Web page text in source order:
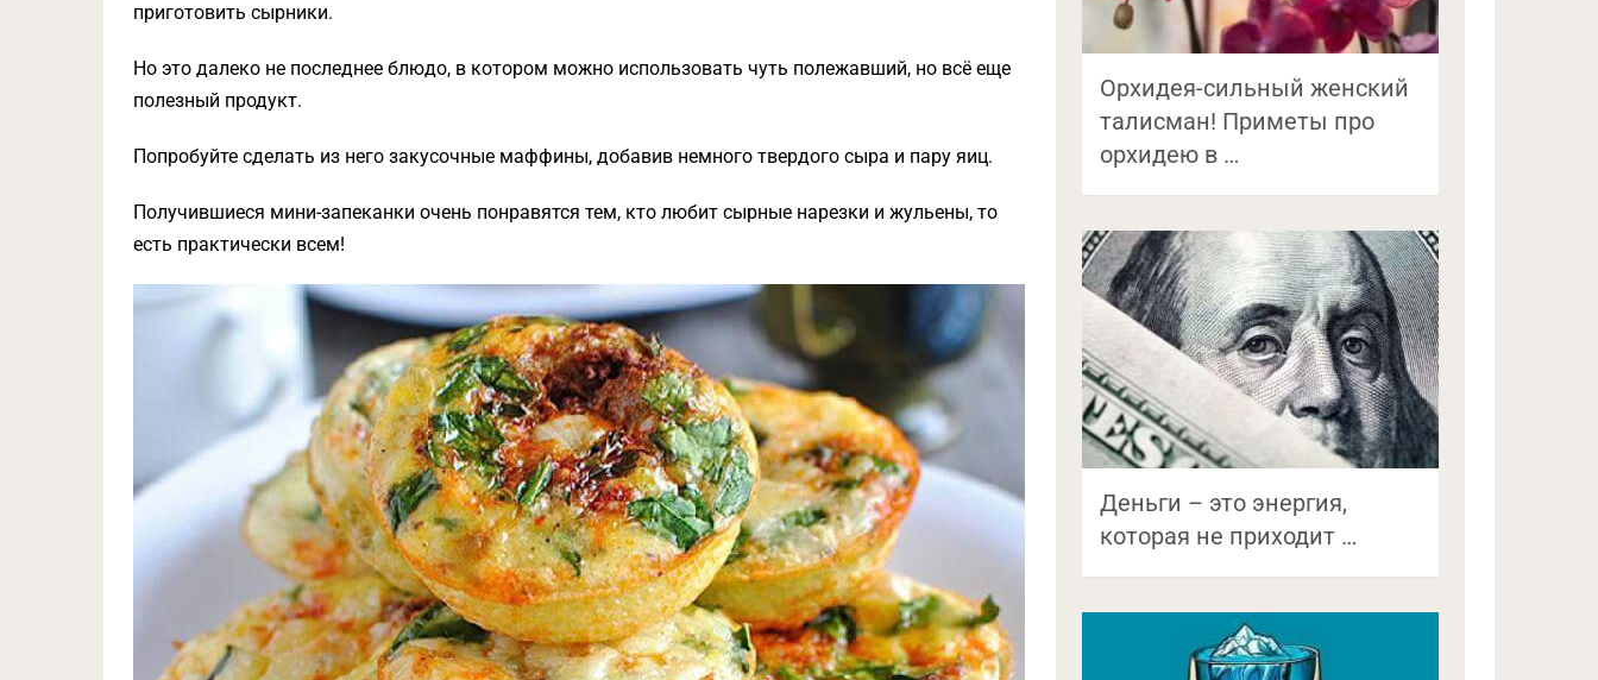
приготовить сырники.
Но это далеко не последнее блюдо, в котором можно использовать чуть полежавший, но всё еще
полезный продукт.
Попробуйте сделать из него закусочные маффины, добавив немного твердого сыра и пару яиц.
Получившиеся мини-запеканки очень понравятся тем, кто любит сырные нарезки и жульены, то
есть практически всем!
Орхидея-сильный женский
талисман! Приметы про
орхидею в …
Деньги – это энергия,
которая не приходит …